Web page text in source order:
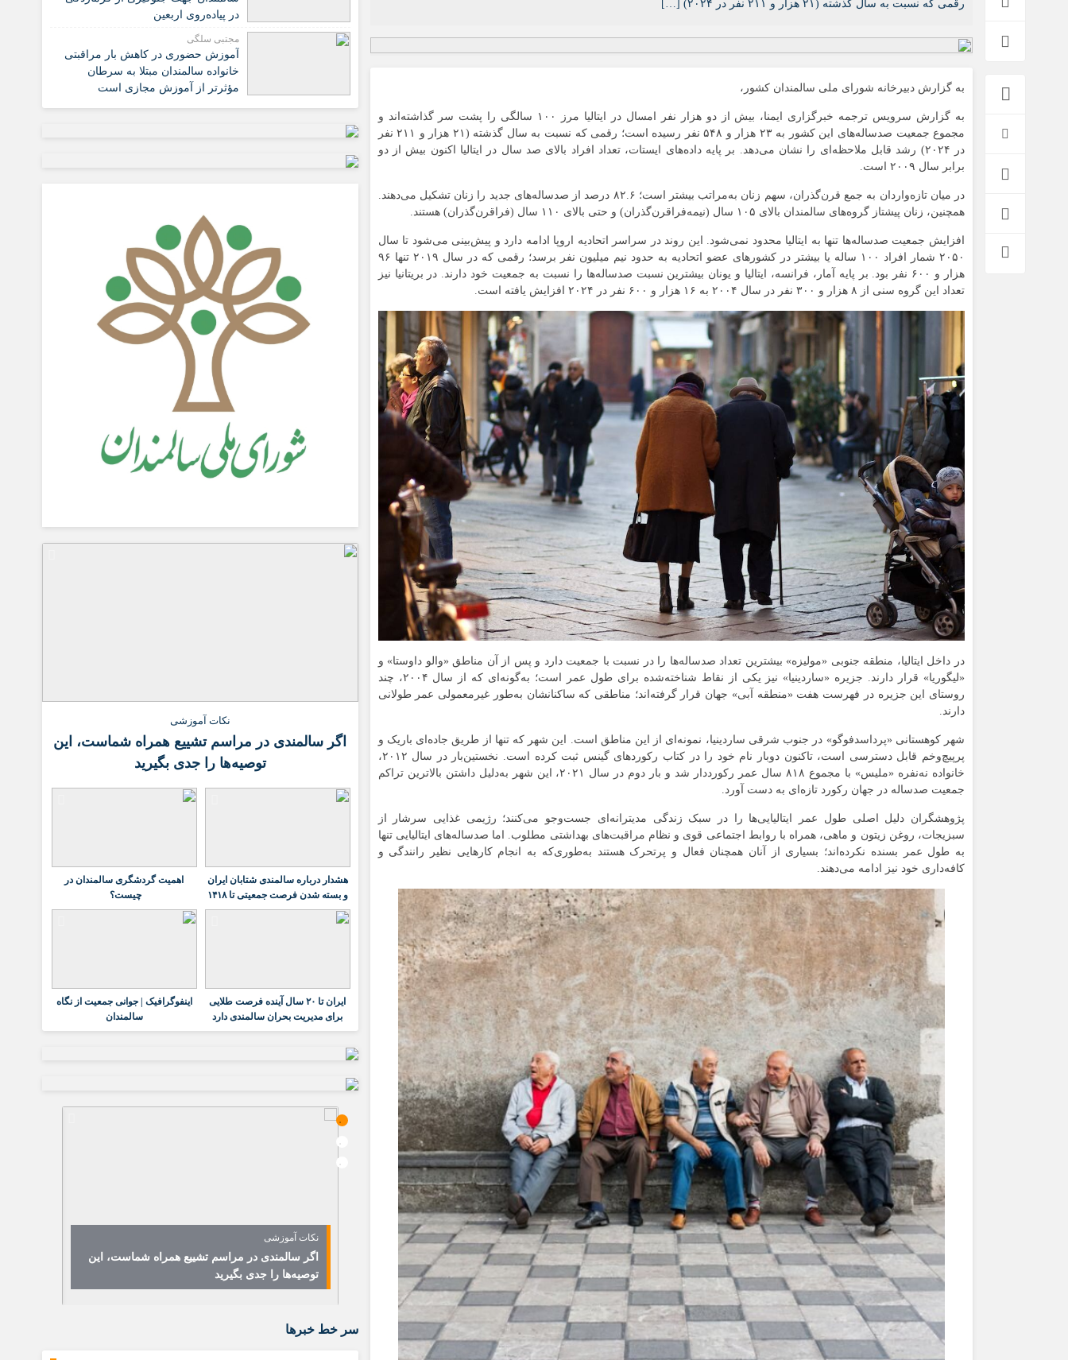
اخبار بین الملل
رقمی که نسبت به سال گذشته (۲۱ هزار و ۲۱۱ نفر در ۲۰۲۴) […]
به گزارش دبیرخانه شورای ملی سالمندان کشور،
به گزارش سرویس ترجمه خبرگزاری ایمنا، بیش از دو هزار نفر امسال در ایتالیا مرز ۱۰۰ سالگی را پشت سر گذاشته‌اند و
مجموع جمعیت صدساله‌های این کشور به ۲۳ هزار و ۵۴۸ نفر رسیده است؛ رقمی که نسبت به سال گذشته (۲۱ هزار و ۲۱۱ نفر
در ۲۰۲۴) رشد قابل ملاحظه‌ای را نشان می‌دهد. بر پایه داده‌های
ایستات، تعداد افراد بالای صد سال در ایتالیا اکنون بیش از دو
برابر سال ۲۰۰۹ است.
در میان تازه‌واردان به جمع قرن‌گذران، سهم زنان به‌مراتب بیشتر است؛ ۸۲.۶ درصد از صدساله‌های جدید را زنان تشکیل می‌دهند.
همچنین، زنان پیشتاز گروه‌های سالمندان بالای ۱۰۵ سال (
نیمه‌فراقرن‌گذران) و حتی بالای ۱۱۰ سال ( فراقرن‌گذران) هستند.
افزایش جمعیت صدساله‌ها تنها به ایتالیا محدود نمی‌شود. این روند در سراسر اتحادیه اروپا ادامه دارد و پیش‌بینی می‌شود تا سال
۲۰۵۰ شمار افراد ۱۰۰ ساله یا بیشتر در کشورهای عضو اتحادیه به حدود نیم میلیون نفر برسد؛ رقمی که در سال ۲۰۱۹ تنها ۹۶
هزار و ۶۰۰ نفر بود. بر پایه آمار، فرانسه، ایتالیا و یونان بیشترین نسبت صدساله‌ها را نسبت به جمعیت خود دارند. در بریتانیا نیز
تعداد این گروه سنی از ۸ هزار و ۳۰۰ نفر در سال ۲۰۰۴ به ۱۶ هزار و ۶۰۰ نفر در ۲۰۲۴ افزایش یافته است.
در داخل ایتالیا، منطقه جنوبی «مولیزه» بیشترین تعداد صدساله‌ها را در نسبت با جمعیت دارد و پس از آن مناطق «والو داوستا» و
«لیگوریا» قرار دارند. جزیره «ساردینیا
» نیز یکی از نقاط شناخته‌شده برای طول عمر است؛ به‌گونه‌ای که از سال ۲۰۰۴، چند
روستای این جزیره در فهرست هفت «منطقه آبی» جهان قرار گرفته‌اند؛ مناطقی که ساکنانشان به‌طور غیرمعمولی عمر طولانی
دارند.
شهر کوهستانی «پرداسدفوگو» در جنوب شرقی ساردینیا، نمونه‌ای از این مناطق است. این شهر که تنها از طریق جاده‌ای باریک و
پرپیچ‌وخم قابل دسترسی است، تاکنون دوبار
نام خود را در کتاب رکوردهای گینس ثبت کرده است. نخستین‌بار در سال ۲۰۱۲،
خانواده نه‌نفره «ملیس
» با مجموع ۸۱۸ سال عمر رکورددار شد و بار دوم در سال ۲۰۲۱، این شهر به‌دلیل داشتن بالاترین تراکم
جمعیت صدساله در جهان رکورد تازه‌ای به دست آورد.
پژوهشگران دلیل اصلی طول عمر ایتالیایی‌ها را در سبک زندگی مدیترانه‌ای جست‌وجو می‌کنند؛ رژیمی غذایی سرشار از
سبزیجات، روغن زیتون و ماهی، همراه با روابط اجتماعی قوی و نظام مراقبت‌های بهداشتی مطلوب. اما صدساله‌های ایتالیایی تنها
به طول عمر بسنده نکرده‌اند؛ بسیاری از آنان همچنان فعال و پرتحرک هستند به‌طوری‌که به انجام کارهایی نظیر رانندگی و
کافه‌داری خود نیز ادامه می‌دهند.
در پیاده‌روی اربعین
مجتبی سلگی
آموزش حضوری در کاهش بار مراقبتی
خانواده سالمندان مبتلا به سرطان
مؤثرتر از آموزش مجازی است
نکات آموزشی
اگر سالمندی در مراسم تشییع همراه شماست، این
توصیه‌ها را جدی بگیرید
هشدار درباره سالمندی شتابان ایران
و بسته شدن فرصت جمعیتی تا ۱۴۱۸
اهمیت گردشگری سالمندان در
چیست؟
ایران تا ۲۰ سال آینده فرصت طلایی
برای مدیریت بحران سالمندی دارد
اینفوگرافیک | جوانی جمعیت از نگاه
سالمندان
رئیس دبیرخانه گردشگری سالمندان کشور
اهمیت گردشگری سالمندان در چیست؟
نکات آموزشی
اگر سالمندی در مراسم تشییع همراه شماست، این
توصیه‌ها را جدی بگیرید
سر خط خبرها